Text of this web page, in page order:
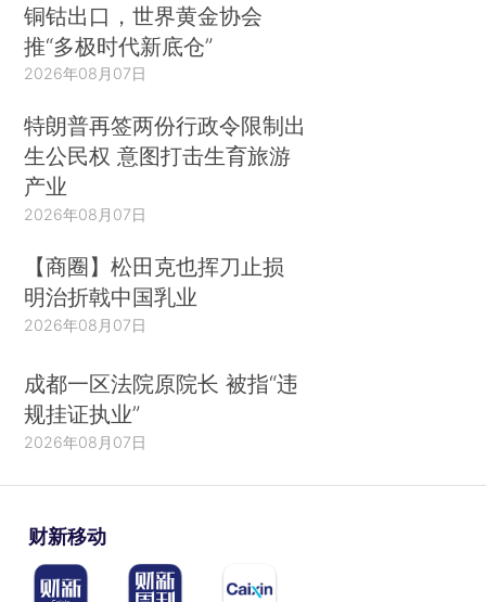
铜钴出口，世界黄金协会
推“多极时代新底仓”
2026年08月07日
特朗普再签两份行政令限制出
生公民权 意图打击生育旅游
产业
2026年08月07日
【商圈】松田克也挥刀止损
明治折戟中国乳业
2026年08月07日
成都一区法院原院长 被指“违
规挂证执业”
2026年08月07日
财新移动